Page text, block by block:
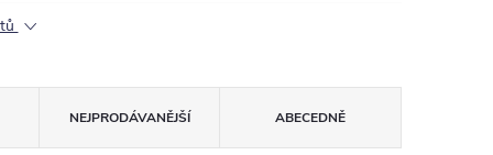
NEJPRODÁVANĚJŠÍ ABECEDNĚ